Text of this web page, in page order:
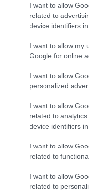
I want to allow
related to
device identifiers in
I want to allow my
Google for online
I want to allow
personalized
I want to allow
related to
device identifiers in
I want to allow
related to
I want to allow
related to
Nuova legge
Roberto Capelli · 5 Ago 2026